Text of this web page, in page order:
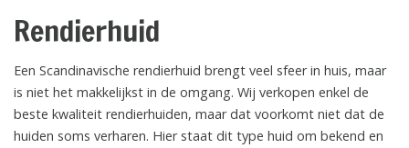
Rendierhuid
Een Scandinavische rendierhuid brengt veel sfeer in huis, maar
is niet het makkelijkst in de omgang. Wij verkopen enkel de
beste kwaliteit rendierhuiden, maar dat voorkomt niet dat de
huiden soms verharen. Hier staat dit type huid om bekend en